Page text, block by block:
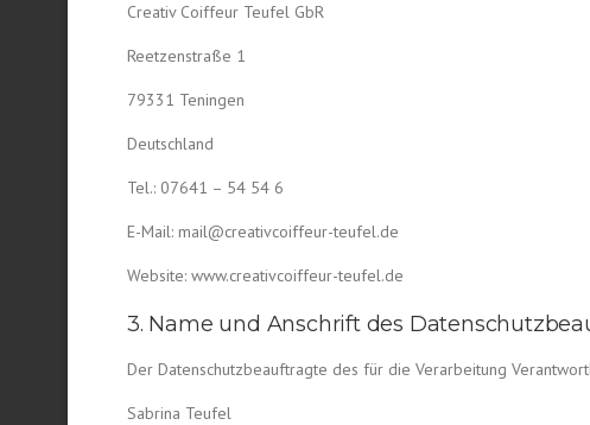
Creativ Coiffeur Teufel GbR
Reetzenstraße 1
79331 Teningen
Deutschland
Tel.: 07641 – 54 54 6
E-Mail: mail@creativcoiffeur-teufel.de
Website: www.creativcoiffeur-teufel.de
3. Name und Anschrift des
Der Datenschutzbeauftragte des für die Verarbeitung
Sabrina Teufel